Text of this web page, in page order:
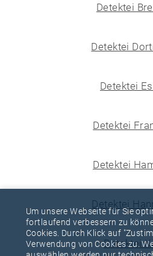
Detektei
Detektei
Detektei
Detektei
Detektei
Detektei
Detektei
Um unsere Webseite für Sie
fortlaufend verbessern zu
Cookies. Durch Klick auf
Verwendung von Cookies zu.